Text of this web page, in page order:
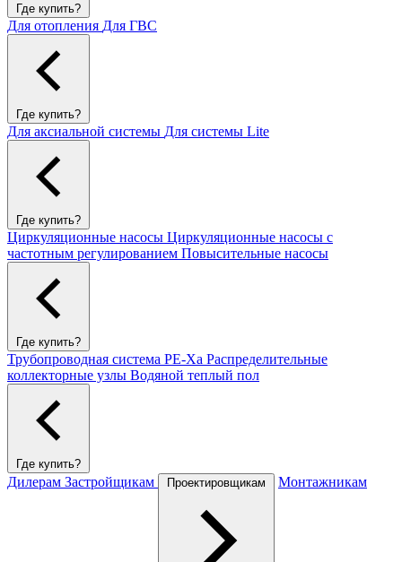
Где купить?
Для отопления Для ГВС
Где купить?
Для аксиальной системы Для системы Lite
Где купить?
Циркуляционные насосы Циркуляционные насосы с
частотным регулированием Повысительные насосы
Где купить?
Трубопроводная система PE-Xa Распределительные
коллекторные узлы Водяной теплый пол
Где купить?
Дилерам Застройщикам Проектировщикам Монтажникам